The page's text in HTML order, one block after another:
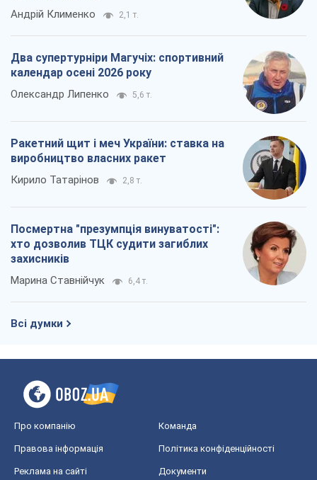
Андрій Клименко 2,1 т.
Два супертурніри Магучіх: спортивний
календар осені 2026 року
Олександр Липенко 5,6 т.
Ракетний щит і меч України: ставка на
виробництво власних ракет
Кирило Татарінов 2,8 т.
Посмертна "презумпція винуватості":
хто дозволив ТЦК судити загиблих
захисників
Марина Ставнійчук 6,4 т.
Всі думки
Про компанію Команда
Правова інформація Політика конфіденційності
Реклама на сайті Документи